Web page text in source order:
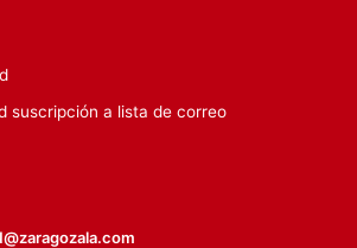
suscripción a lista de correo